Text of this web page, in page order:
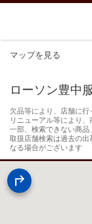
マップを見る
ローソン豊中
欠品等により、店舗に
リニューアル等により
一部、検索できない商
取扱店舗検索は過去の
なる場合がございます